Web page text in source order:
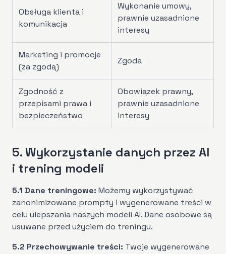
Obsługa klienta i
komunikacja
Wykonanie umowy,
prawnie uzasadnione
interesy
Marketing i promocje
(za zgodą)
Zgoda
Zgodność z
przepisami prawa i
bezpieczeństwo
Obowiązek prawny,
prawnie uzasadnione
interesy
5. Wykorzystanie danych przez AI
i trening modeli
5.1 Dane treningowe: Możemy wykorzystywać
zanonimizowane prompty i wygenerowane treści w
celu ulepszania naszych modeli AI. Dane osobowe są
usuwane przed użyciem do treningu.
5.2 Przechowywanie treści: Twoje wygenerowane